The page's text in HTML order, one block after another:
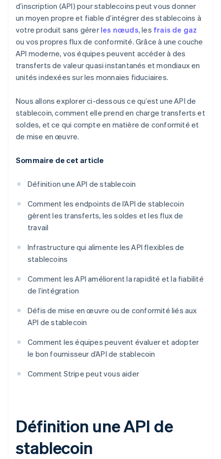
d’inscription (API) pour stablecoins peut vous donner
un moyen propre et fiable d’intégrer des stablecoins à
votre produit sans gérer les nœuds, les frais de gaz
ou vos propres flux de conformité. Grâce à une couche
API moderne, vos équipes peuvent accéder à des
transferts de valeur quasi instantanés et mondiaux en
unités indexées sur les monnaies fiduciaires.
Nous allons explorer ci-dessous ce qu’est une API de
stablecoin, comment elle prend en charge transferts et
soldes, et ce qui compte en matière de conformité et
de mise en œuvre.
Sommaire de cet article
Définition une API de stablecoin
Comment les endpoints de l’API de stablecoin
gèrent les transferts, les soldes et les flux de
travail
Infrastructure qui alimente les API flexibles de
stablecoins
Comment les API améliorent la rapidité et la fiabilité
de l’intégration
Défis de mise en œuvre ou de conformité liés aux
API de stablecoin
Comment les équipes peuvent évaluer et adopter
le bon fournisseur d’API de stablecoin
Comment Stripe peut vous aider
Définition une API de
stablecoin